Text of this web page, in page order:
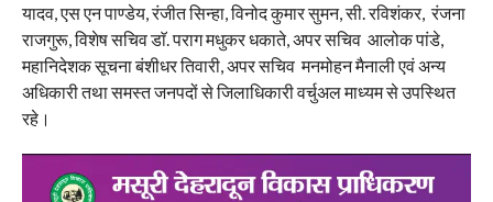
यादव, एस एन पाण्डेय, रंजीत सिन्हा, विनोद कुमार सुमन, सी. रविशंकर, रंजना
राजगुरू, विशेष सचिव डाॅ. पराग मधुकर धकाते, अपर सचिव आलोक पांडे,
महानिदेशक सूचना बंशीधर तिवारी, अपर सचिव मनमोहन मैनाली एवं अन्य
अधिकारी तथा समस्त जनपदों से जिलाधिकारी वर्चुअल माध्यम से उपस्थित
रहे।